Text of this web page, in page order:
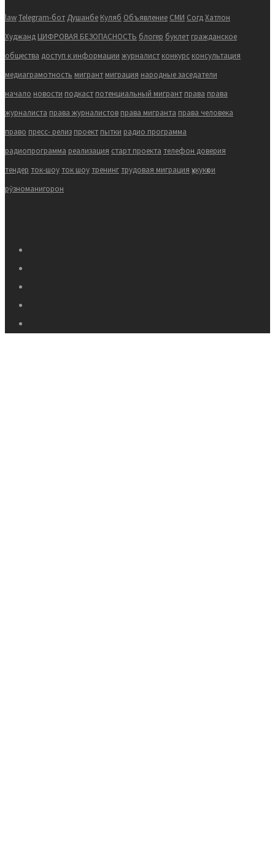
lawTelegram-бот Душанбе Куляб Объявление СМИ СогдХатлон
Худжанд ЦИФРОВАЯ БЕЗОПАСНОСТЬ блогер буклет гражданское
общества доступ к информации журналист конкурс консультация
медиаграмотность мигрант миграция народные заседатели
начало новости подкаст потенциальный мигрант права права
журналиста права журналистов права мигранта права человека
право пресс- релиз проект пытки радио программа
радиопрограмма реализация старт проекта телефон доверия
тендер ток-шоуток шоутренингтрудовая миграция ҳукукҳои
рӯзноманигорон